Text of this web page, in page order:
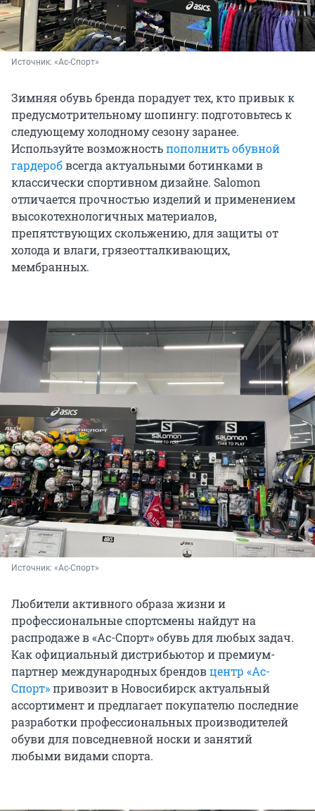
Источник: «Ас-Спорт»
Зимняя обувь бренда порадует тех, кто привык к
предусмотрительному шопингу: подготовьтесь к
следующему холодному сезону заранее.
Используйте возможностьпополнить обувной
гардеробвсегда актуальными ботинками в
классически спортивном дизайне. Salomon
отличается прочностью изделий и применением
высокотехнологичных материалов,
препятствующих скольжению, для защиты от
холода и влаги, грязеотталкивающих,
мембранных.
Источник: «Ас-Спорт»
Любители активного образа жизни и
профессиональные спортсмены найдут на
распродаже в «Ас-Спорт» обувь для любых задач.
Как официальный дистрибьютор и премиум-
партнер международных брендовцентр «Ас-
Спорт»привозит в Новосибирск актуальный
ассортимент и предлагает покупателю последние
разработки профессиональных производителей
обуви для повседневной носки и занятий
любыми видами спорта.